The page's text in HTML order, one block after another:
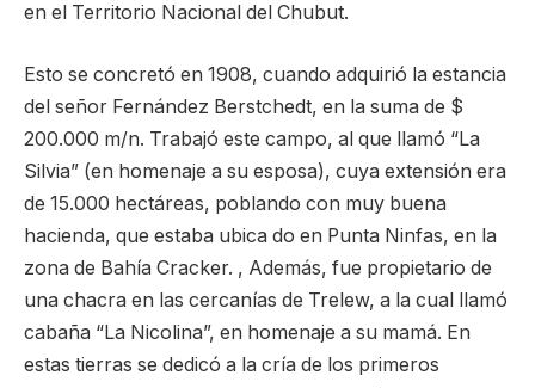
en el Territorio Nacional del Chubut.
Esto se concretó en 1908, cuando adquirió la estancia
del señor Fernández Berstchedt, en la suma de $
200.000 m/n. Trabajó este campo, al que llamó “La
Silvia” (en homenaje a su esposa), cuya extensión era
de 15.000 hectáreas, poblando con muy buena
hacienda, que estaba ubica do en Punta Ninfas, en la
zona de Bahía Cracker. , Además, fue propietario de
una chacra en las cercanías de Trelew, a la cual llamó
cabaña “La Nicolina”, en homenaje a su mamá. En
estas tierras se dedicó a la cría de los primeros